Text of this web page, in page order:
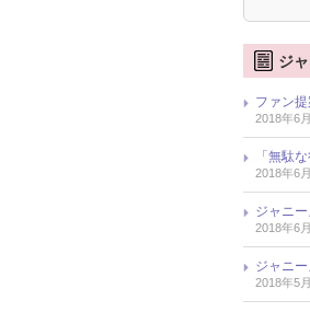
ジ
ファン
2018年6
「無駄
2018年6
ジャニ
2018年6
ジャニ
2018年5